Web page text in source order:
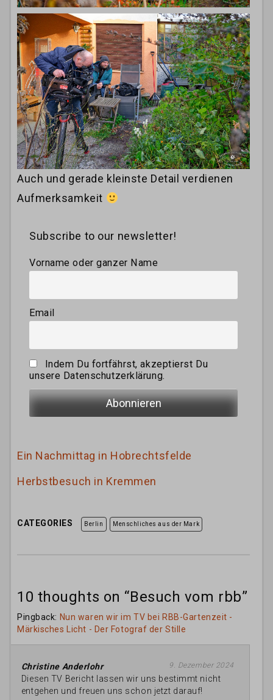
Auch und gerade kleinste Detail verdienen
Aufmerksamkeit
Subscribe to our newsletter!
Vorname oder ganzer Name
Email
Indem Du fortfährst, akzeptierst Du
unsere Datenschutzerklärung.
Ein Nachmittag in Hobrechtsfelde
Herbstbesuch in Kremmen
CATEGORIES Berlin Menschliches aus der Mark
10 thoughts on “Besuch vom rbb”
Pingback: Nun waren wir im TV bei RBB-Gartenzeit -
Märkisches Licht - Der Fotograf der Stille
Christine Anderlohr 9. Dezember 2024
Diesen TV Bericht lassen wir uns bestimmt nicht
entgehen und freuen uns schon jetzt darauf!